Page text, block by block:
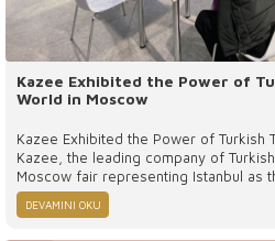
Kazee Exhibited the Power of
World in Moscow
Kazee Exhibited the Power of Turkish
Kazee, the leading company of
Moscow fair representing Istanbul as
textile production exporter. It has once
becoming the company that
DEVAMINI OKU